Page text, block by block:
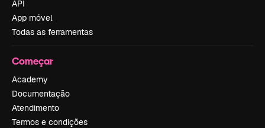
API
App móvel
Todas as ferramentas
Começar
Academy
Documentação
Atendimento
Termos e condições